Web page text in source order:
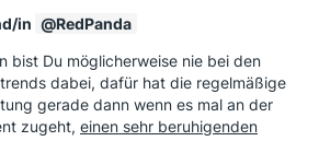
in
RedPanda
bist Du möglicherweise nie bei den
dabei, dafür hat die regelmäßige
gerade dann wenn es mal an der
zugeht, einen sehr beruhigenden